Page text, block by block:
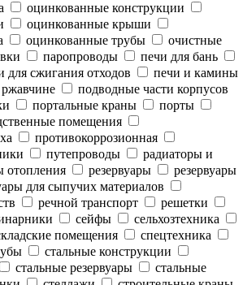
оцинкованные конструкции
оцинкованные крыши
оцинкованные трубы
очистные
паропроводы
печи для бань
для сжигания отходов
печи и камины
подводные части корпусов
портальные краны
порты
помещения
противокоррозионная
путепроводы
радиаторы и
отопления резервуары
резервуары
для сыпучих материалов
речной транспорт
решетки
сейфы
сельхозтехника
помещения
спецтехника
стальные конструкции
стальные резервуары
стальные